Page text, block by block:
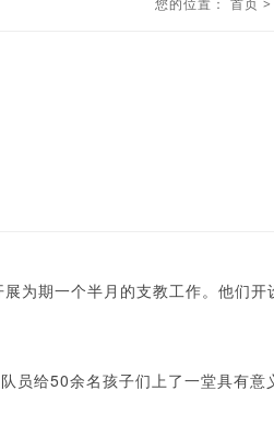
您的位置： 首页 >
期一个半月的支教工作。他们开
员给50余名孩子们上了一堂具有意